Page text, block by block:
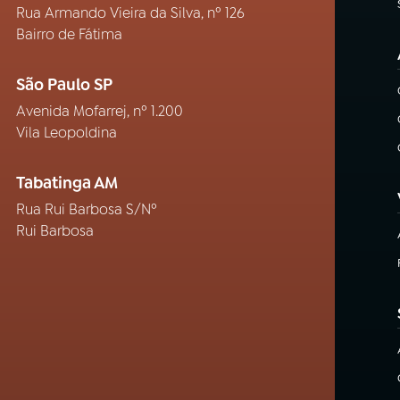
Rua Armando Vieira da Silva, nº 126
Bairro de Fátima
São Paulo SP
Avenida Mofarrej, nº 1.200
Vila Leopoldina
Tabatinga AM
Rua Rui Barbosa S/Nº
Rui Barbosa